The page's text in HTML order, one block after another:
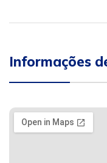
Informações